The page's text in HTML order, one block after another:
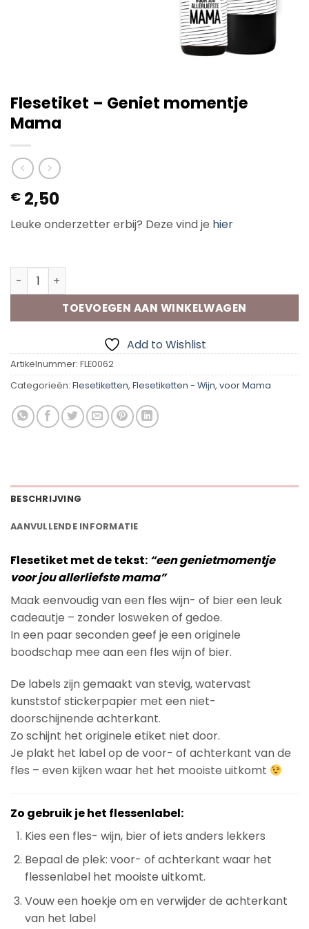
Flesetiket – Geniet momentje
Mama
€ 2,50
Leuke onderzetter erbij? Deze vind je hier
Flesetiket - Geniet momentje Mama aantal
TOEVOEGEN AAN WINKELWAGEN
Add to Wishlist
Artikelnummer: FLE0062
Categorieën: Flesetiketten, Flesetiketten - Wijn, voor Mama
BESCHRIJVING
AANVULLENDE INFORMATIE
Flesetiket met de tekst: “een genietmomentje
voor jou allerliefste mama”
Maak eenvoudig van een fles wijn- of bier een leuk
cadeautje – zonder losweken of gedoe.
In een paar seconden geef je een originele
boodschap mee aan een fles wijn of bier.
De labels zijn gemaakt van stevig, watervast
kunststof stickerpapier met een niet-
doorschijnende achterkant.
Zo schijnt het originele etiket niet door.
Je plakt het label op de voor- of achterkant van de
fles – even kijken waar het het mooiste uitkomt
Zo gebruik je het flessenlabel:
Kies een fles- wijn, bier of iets anders lekkers
Bepaal de plek: voor- of achterkant waar het
flessenlabel het mooiste uitkomt.
Vouw een hoekje om en verwijder de achterkant
van het label